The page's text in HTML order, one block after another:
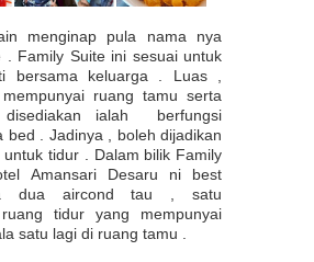
menginap pula nama nya
. Family Suite ini sesuai untuk
bersama keluarga . Luas ,
ruang tamu serta
ialah berfungsi
bed . Jadinya , boleh dijadikan
untuk tidur . Dalam bilik Family
Amansari Desaru ni best
dua aircond tau , satu
tidur yang mempunyai
satu lagi di ruang tamu .